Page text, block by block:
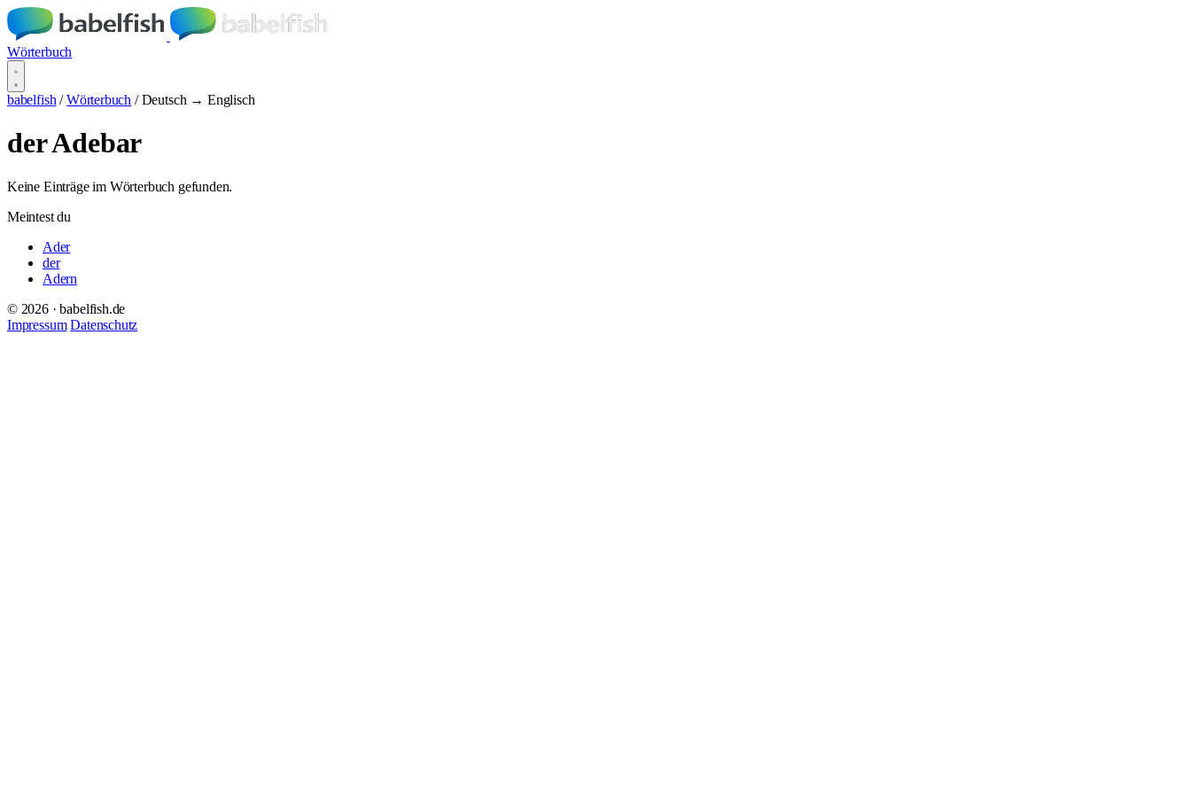
Wörterbuch
babelfish / Wörterbuch / Deutsch → Englisch
der Adebar
Keine Einträge im Wörterbuch gefunden.
Meintest du
Ader
der
Adern
© 2026 · babelfish.de
Impressum Datenschutz